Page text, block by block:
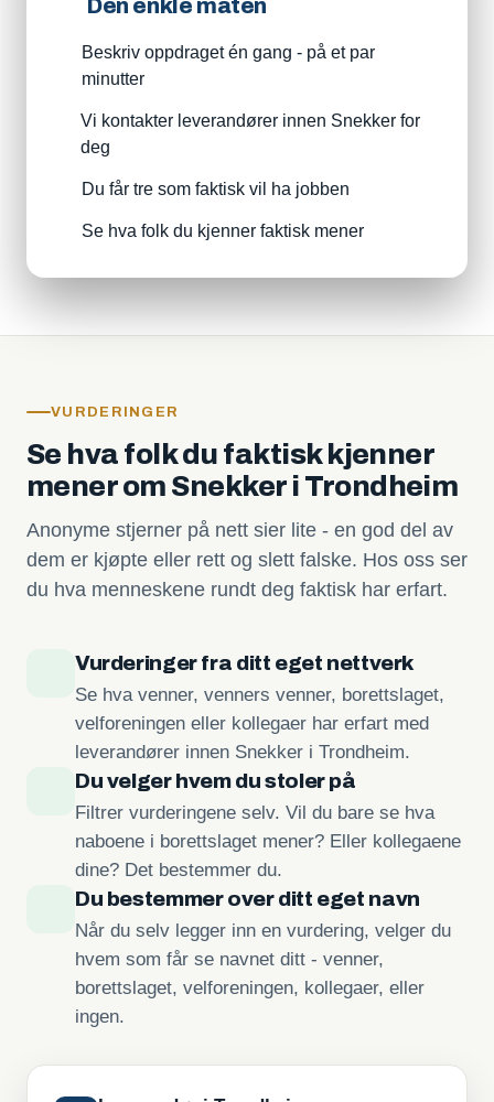
Den enkle måten
Beskriv oppdraget én gang - på et par
minutter
Vi kontakter leverandører innen Snekker for
deg
Du får tre som faktisk vil ha jobben
Se hva folk du kjenner faktisk mener
VURDERINGER
Se hva folk du faktisk kjenner
mener om Snekker i Trondheim
Anonyme stjerner på nett sier lite - en god del av
dem er kjøpte eller rett og slett falske. Hos oss ser
du hva menneskene rundt deg faktisk har erfart.
Vurderinger fra ditt eget nettverk
Se hva venner, venners venner, borettslaget,
velforeningen eller kollegaer har erfart med
leverandører innen Snekker i Trondheim.
Du velger hvem du stoler på
Filtrer vurderingene selv. Vil du bare se hva
naboene i borettslaget mener? Eller kollegaene
dine? Det bestemmer du.
Du bestemmer over ditt eget navn
Når du selv legger inn en vurdering, velger du
hvem som får se navnet ditt - venner,
borettslaget, velforeningen, kollegaer, eller
ingen.